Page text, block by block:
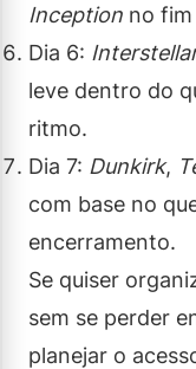
Inception no
Dia 6:
leve dentro do
ritmo.
Dia 7: Dunkirk,
com base no
encerramento.
Se quiser
sem se perder
planejar o